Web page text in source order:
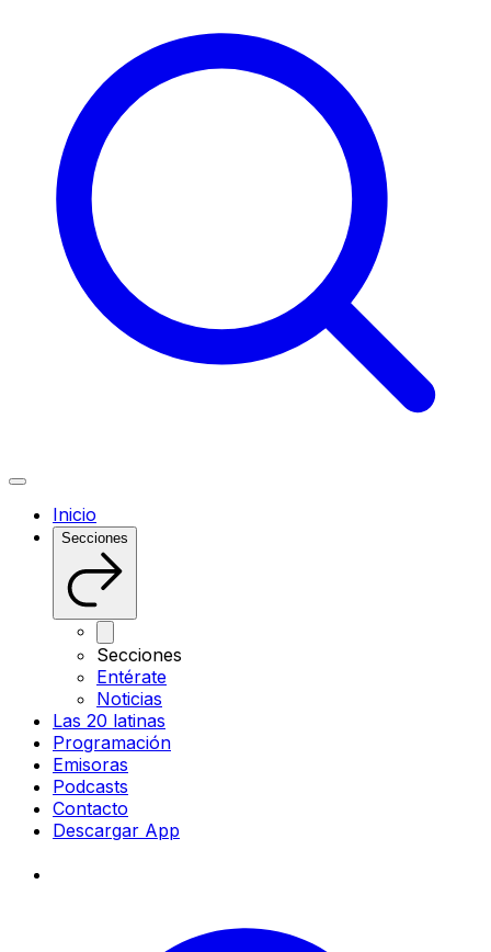
Inicio
Secciones
Secciones
Entérate
Noticias
Las 20 latinas
Programación
Emisoras
Podcasts
Contacto
Descargar App